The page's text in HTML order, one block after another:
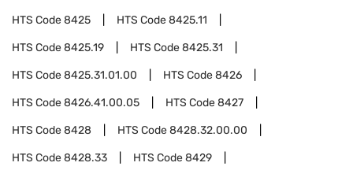
HTS Code8425 HTS Code8425.11
HTS Code8425.19 HTS Code8425.31
HTS Code8425.31.01.00 HTS Code8426
HTS Code8426.41.00.05 HTS Code8427
HTS Code8428 HTS Code8428.32.00.00
HTS Code8428.33 HTS Code8429